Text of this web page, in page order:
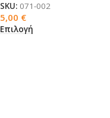
SKU: 071-002
5,00 €
Επιλογή